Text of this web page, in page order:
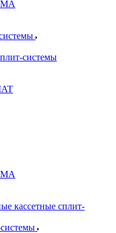
системы
кассетные сплит-